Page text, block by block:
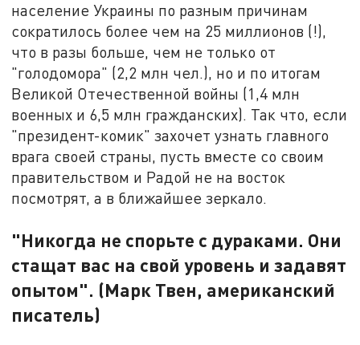
население Украины по разным причинам
сократилось более чем на 25 миллионов (!),
что в разы больше, чем не только от
"голодомора" (2,2 млн чел.), но и по итогам
Великой Отечественной войны (1,4 млн
военных и 6,5 млн гражданских). Так что, если
"президент-комик" захочет узнать главного
врага своей страны, пусть вместе со своим
правительством и Радой не на восток
посмотрят, а в ближайшее зеркало.
"Никогда не спорьте с дураками. Они
стащат вас на свой уровень и задавят
опытом". (Марк Твен, американский
писатель)